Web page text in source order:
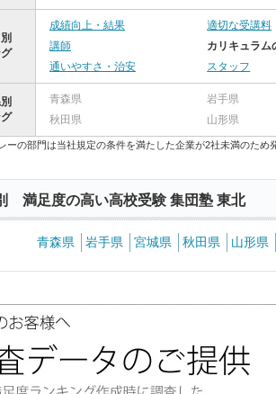
成績向上・結果 適切な受講料
講師
カリキュラム
通いやすさ・治安
スタッフ
青森県 岩手県
秋田県
山形県
ーの部門は当社規定の条件を満たした企業が2社未満のため
満足度の高い高校受験 集団塾 東北
青森県 岩手県 宮城県 秋田県 山形県